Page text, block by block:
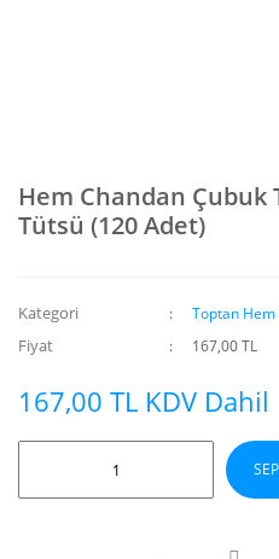
Hem Chandan Çubuk
Tütsü (120 Adet)
Kategori Toptan Hem
Fiyat 167,00 TL
167,00 TL KDV Dahil